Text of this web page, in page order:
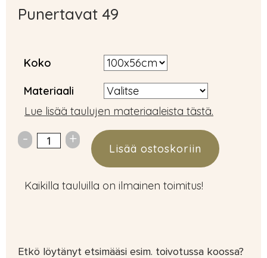
Punertavat 49
Koko
Materiaali
Lue lisää taulujen materiaaleista tästä.
Lisää ostoskoriin
Kaikilla tauluilla on ilmainen toimitus!
Etkö löytänyt etsimääsi esim. toivotussa koossa?